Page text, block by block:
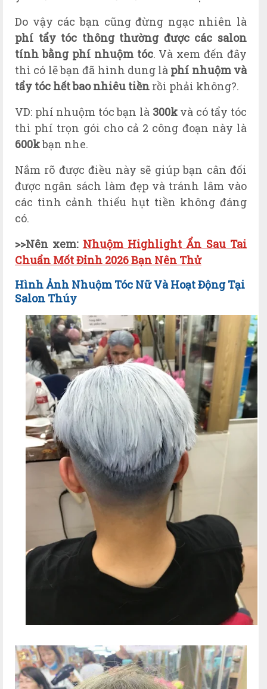
Do vậy các bạn cũng đừng ngạc nhiên là
phí tẩy tóc thông thường được các salon
tính bằng phí nhuộm tóc. Và xem đến đây
thì có lẽ bạn đã hình dung là phí nhuộm và
tẩy tóc hết bao nhiêu tiền rồi phải không?.
VD: phí nhuộm tóc bạn là 300k và có tẩy tóc
thì phí trọn gói cho cả 2 công đoạn này là
600kbạn nhe.
Nắm rõ được điều này sẽ giúp bạn cân đối
được ngân sách làm đẹp và tránh lâm vào
các tình cảnh thiếu hụt tiền không đáng
có.
>>Nên xem: Nhuộm Highlight Ẩn Sau Tai
Chuẩn Mốt Đỉnh 2026 Bạn Nên Thử
Hình Ảnh Nhuộm Tóc Nữ Và Hoạt ĐộngTại
Salon Thúy